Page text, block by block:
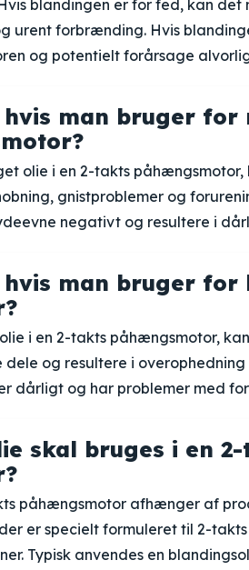
blandingen er for fed, kan
urent forbrænding. Hvis
og potentielt forårsage
hvis man bruger for
olie i en 2-takts
gnistproblemer og
negativt og resultere i
hvis man bruger
i en 2-takts påhængsmotor,
og resultere i
dårligt og har problemer med
skal bruges i en
påhængsmotor afhænger af
er specielt formuleret til 2-
Typisk anvendes en